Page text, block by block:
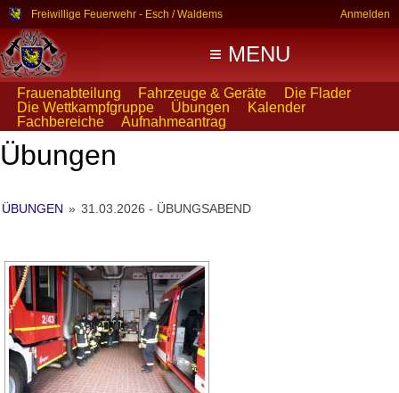
Freiwillige Feuerwehr - Esch / Waldems Anmelden
≡ MENU
Frauenabteilung Fahrzeuge & Geräte
Die Flader
Die Wettkampfgruppe
Übungen
Kalender
Fachbereiche
Aufnahmeantrag
Übungen
ÜBUNGEN » 31.03.2026 - ÜBUNGSABEND